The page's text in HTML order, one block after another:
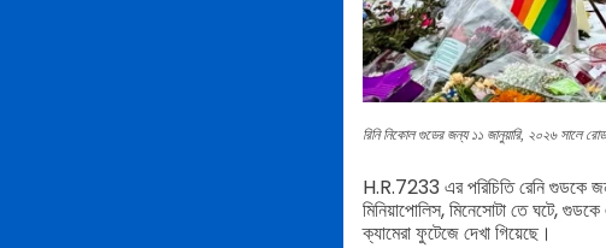
রিনি নিকোল গুডের জন্য ১১ জানুয়ারি, ২০২৬ সালে
H.R.7233 এর পরিচিতি রেনি গুডকে
মিনিয়াপোলিস, মিনেসোটা তে ঘটে,
ক্যামেরা ফুটেজে দেখা গিয়েছে।